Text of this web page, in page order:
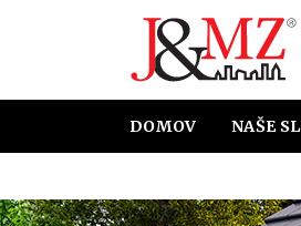
DOMOV NAŠE